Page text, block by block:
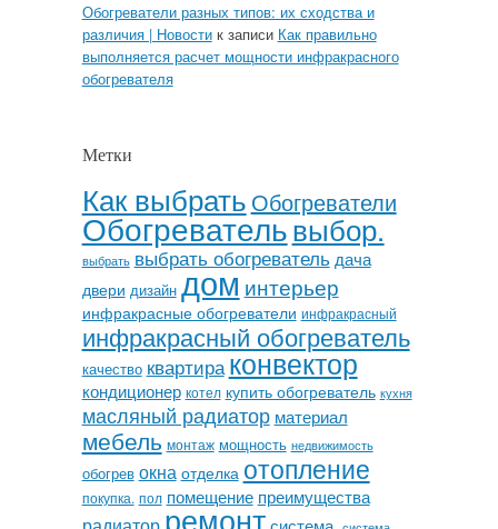
Обогреватели разных типов: их сходства и
различия | Новостик записи Как правильно
выполняется расчет мощности инфракрасного
обогревателя
Метки
Как выбрать Обогреватели
Обогревательвыбор.
выбрать выбрать обогреватель дача
двери дизайн дом интерьер
инфракрасные обогреватели инфракрасный
инфракрасный обогреватель
качество квартираконвектор
кондиционер котел купить обогреватель кухня
масляный радиатор материал
мебель монтаж мощность недвижимость
обогрев окна отделка отопление
покупка. пол помещение преимущества
ремонт